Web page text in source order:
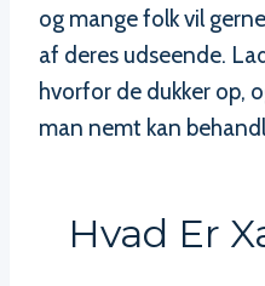
og mange folk vil
af deres udseende.
hvorfor de dukker op,
man nemt kan
Hvad Er